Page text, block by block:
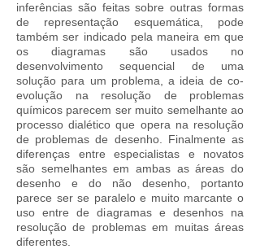
inferências são feitas sobre outras formas
de representação esquemática, pode
também ser indicado pela maneira em que
os diagramas são usados ​​no
desenvolvimento sequencial de uma
solução para um problema, a ideia de co-
evolução na resolução de problemas
químicos parecem ser muito semelhante ao
processo dialético que opera na resolução
de problemas de desenho. Finalmente as
diferenças entre especialistas e novatos
são semelhantes em ambas as áreas do
desenho e do não desenho, portanto
parece ser se paralelo e muito marcante o
uso entre de diagramas e desenhos na
resolução de problemas em muitas áreas
diferentes.